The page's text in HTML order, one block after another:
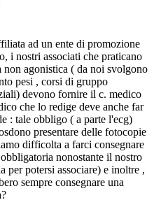
ad un ente di promozione
i nostri associati che praticano
non agonistica ( da noi svolgono
pesi , corsi di gruppo
devono fornire il c. medico
che lo redige deve anche far
: tale obbligo ( a parte l'ecg)
presentare delle fotocopie
difficolta a farci consegnare
nonostante il nostro
per potersi associare) e inoltre ,
sempre consegnare una